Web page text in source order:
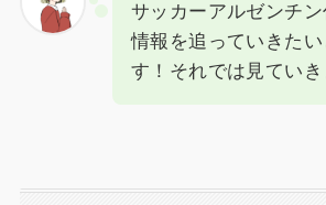
サッカーアルゼンチ
情報を追っていきたい
す！それでは見ていき